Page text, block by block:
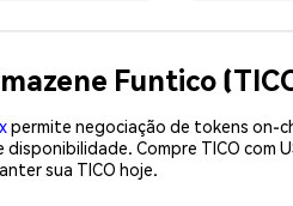
Funtico
permite negociação de tokens on-
Compre TICO com
sua TICO hoje.